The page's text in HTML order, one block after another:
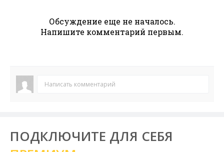
Обсуждение еще не началось.
Напишите комментарий первым.
Написать комментарий
ПОДКЛЮЧИТЕ ДЛЯ СЕБЯ